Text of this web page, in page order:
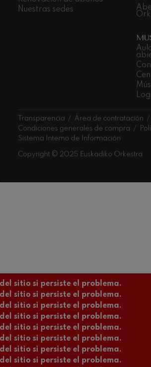
Nuestras sedes
Transparencia
Área de contratación
Condiciones generales de compra
Sistema Interno de Información
Copyright © 2025 Euskadiko Orkestra
nº1
sitio si persiste el problema.
sitio si persiste el problema.
sitio si persiste el problema.
sitio si persiste el problema.
sitio si persiste el problema.
sitio si persiste el problema.
sitio si persiste el problema.
sitio si persiste el problema.